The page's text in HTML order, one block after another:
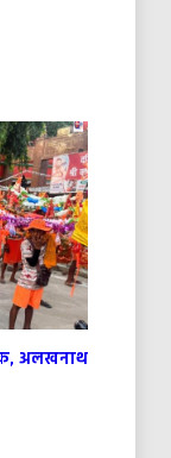
अलखनाथ